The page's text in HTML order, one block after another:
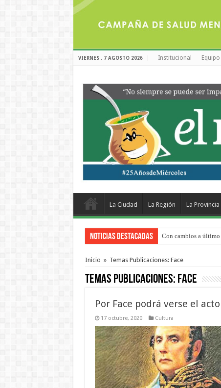
VIERNES , 7 AGOSTO 2026 Institucional
La Ciudad La Región La Provincia
Noticias Destacadas Con cambios a
Del viernes 7 al
Inicio » Temas Publicaciones: Face
Temas Publicaciones: Face
Por Face podrá verse el
17 octubre, 2020 Cultura